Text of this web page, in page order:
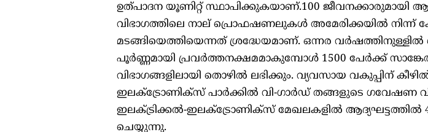
ഉത്പാദന യൂണിറ്റ് സ്ഥാപിക്കുകയാണ്.100 ജീവനക്കാരുമായി
വിഭാഗത്തിലെ നാല് പ്രൊഫഷണലുകൾ അമേരിക്കയിൽ നിന്ന്
മടങ്ങിയെത്തിയെന്നത് ശ്രദ്ധേയമാണ്. ഒന്നര
പൂർണ്ണമായി പ്രവർത്തനക്ഷമമാകുമ്പോൾ 1500 പേർക്ക്
വിഭാഗങ്ങളിലായി തൊഴിൽ ലഭിക്കും. വ്യവസായ വകുപ്പിന്
ഇലക്ട്രോണിക്സ് പാർക്കിൽ വി-ഗാർഡ് തങ്ങളുടെ ഗവേഷണ
ഇലക്ട്രിക്കൽ-ഇലക്ട്രോണിക്സ് മേഖലകളിൽ ആദ്യഘട്ടത്തിൽ
ചെയ്യുന്നു.